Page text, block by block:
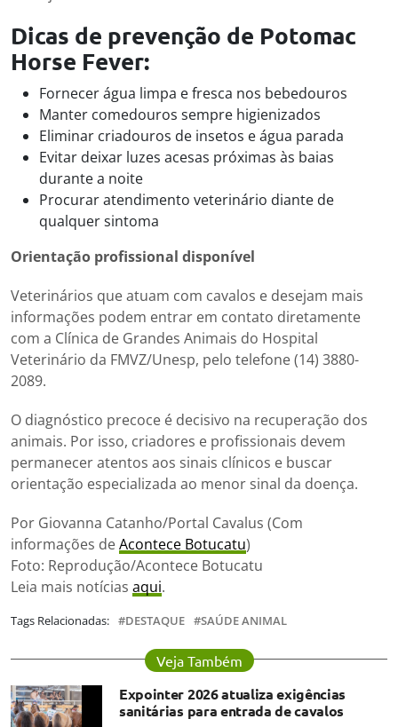
Dicas de prevenção de Potomac
Horse Fever:
Fornecer água limpa e fresca nos bebedouros
Manter comedouros sempre higienizados
Eliminar criadouros de insetos e água parada
Evitar deixar luzes acesas próximas às baias
durante a noite
Procurar atendimento veterinário diante de
qualquer sintoma
Orientação profissional disponível
Veterinários que atuam com cavalos e desejam mais
informações podem entrar em contato diretamente
com a Clínica de Grandes Animais do Hospital
Veterinário da FMVZ/Unesp, pelo telefone (14) 3880-
2089.
O diagnóstico precoce é decisivo na recuperação dos
animais. Por isso, criadores e profissionais devem
permanecer atentos aos sinais clínicos e buscar
orientação especializada ao menor sinal da doença.
Por Giovanna Catanho/Portal Cavalus (Com
informações deAcontece Botucatu)
Foto: Reprodução/Acontece Botucatu
Leia mais notícias aqui.
Tags Relacionadas: DESTAQUE SAÚDE ANIMAL
Veja Também
Expointer 2026 atualiza exigências
sanitárias para entrada de cavalos